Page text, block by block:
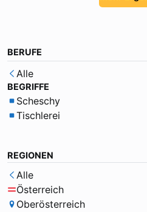
BERUFE
Alle
BEGRIFFE
Scheschy
Tischlerei
REGIONEN
Alle
Österreich
Oberösterreich